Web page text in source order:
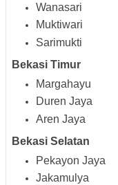
Wanasari
Muktiwari
Sarimukti
Bekasi Timur
Margahayu
Duren Jaya
Aren Jaya
Bekasi Selatan
Pekayon Jaya
Jakamulya